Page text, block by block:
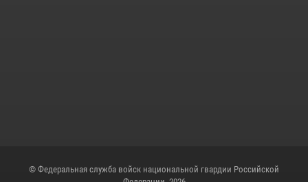
© Федеральная служба войск национальной гвардии Российской